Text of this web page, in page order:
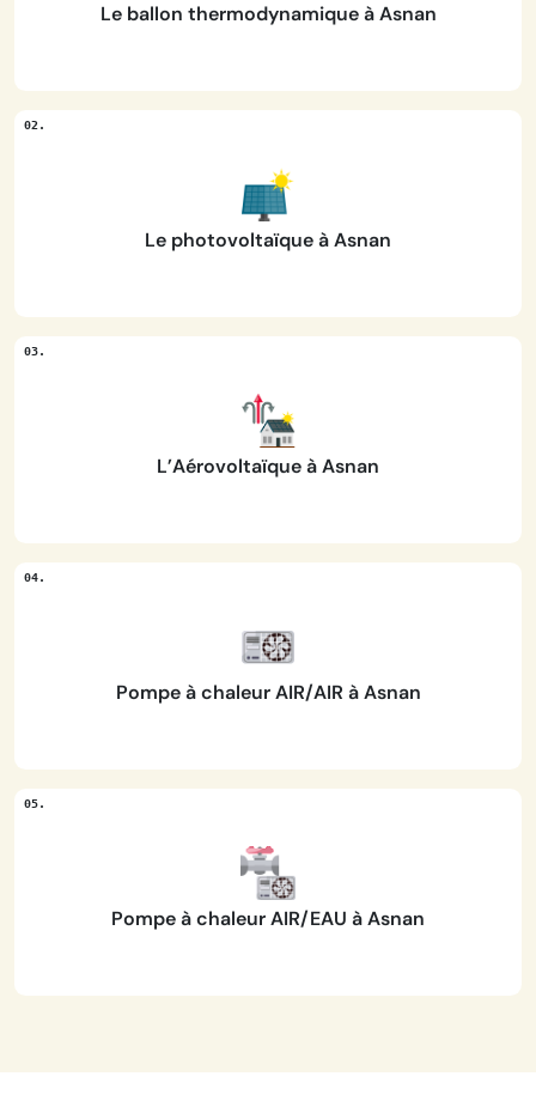
Le ballon thermodynamique à Asnan
Le photovoltaïque à Asnan
L’Aérovoltaïque à Asnan
Pompe à chaleur AIR/AIR à Asnan
Pompe à chaleur AIR/EAU à Asnan